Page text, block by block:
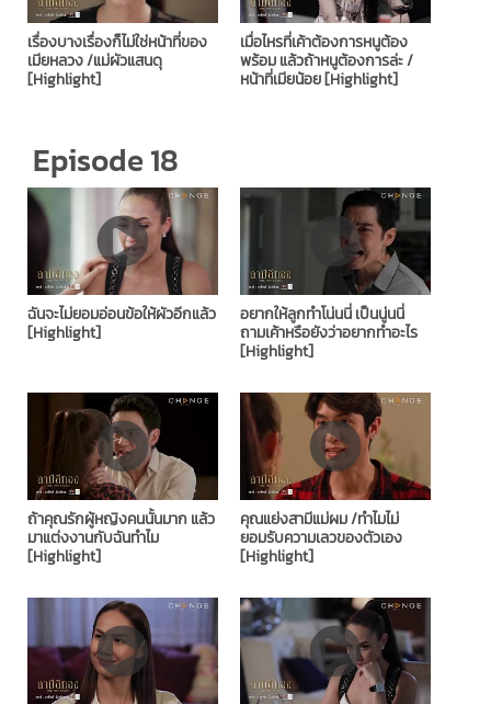
เรื่องบางเรื่องก็ไม่ใช่หน้าที่ของ
เมียหลวง /แม่ผัวแสนดุ
[Highlight]
เมื่อไหรที่เค้าต้องการหนูต้อง
พร้อม แล้วถ้าหนูต้องการล่ะ /
หน้าที่เมียน้อย [Highlight]
Episode 18
ฉันจะไม่ยอมอ่อนข้อให้ผัวอีกแล้ว
[Highlight]
อยากให้ลูกทำโน่นนี่ เป็นนู่นนี่
ถามเค้าหรือยังว่าอยากทำอะไร
[Highlight]
ถ้าคุณรักผู้หญิงคนนั้นมาก แล้ว
มาแต่งงานกับฉันทำไม
[Highlight]
คุณแย่งสามีแม่ผม /ทำไมไม่
ยอมรับความเลวของตัวเอง
[Highlight]